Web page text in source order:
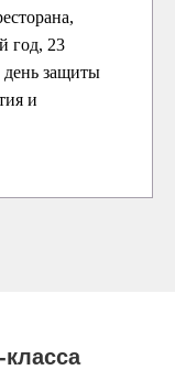
год, 23
день защиты
и